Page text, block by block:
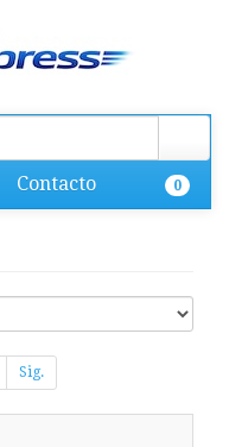
Contacto 0
Sig.